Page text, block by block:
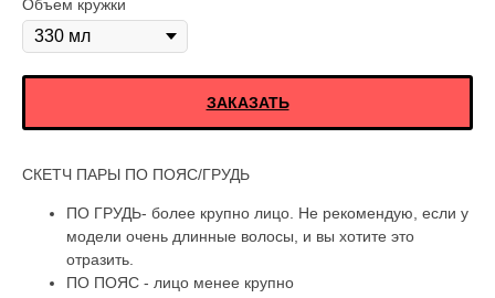
Объем кружки
ЗАКАЗАТЬ
СКЕТЧ ПАРЫ ПО ПОЯС/ГРУДЬ
ПО ГРУДЬ- более крупно лицо. Не рекомендую, если у
модели очень длинные волосы, и вы хотите это
отразить.
ПО ПОЯС - лицо менее крупно